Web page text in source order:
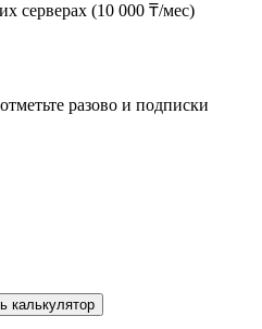
серверах (10 000 ₸/мес)
разово и подписки
калькулятор